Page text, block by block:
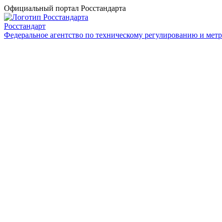
Официальный портал Росстандарта
Росстандарт
Федеральное агентство по техническому регулированию и